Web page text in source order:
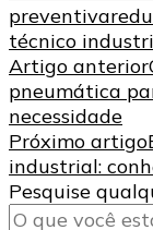
preventiva
técnico
de
post
Artigo anterior
pneumática
necessidade
Próximo artigo
industrial:
Procurando
algo?
Pesquise